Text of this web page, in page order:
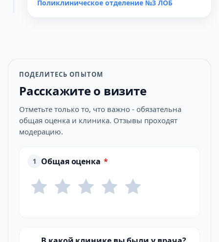
Поликлиническое отделение №3 ЛОБ
ПОДЕЛИТЕСЬ ОПЫТОМ
Расскажите о визите
Отметьте только то, что важно - обязательна
общая оценка и клиника. Отзывы проходят
модерацию.
1 Общая оценка *